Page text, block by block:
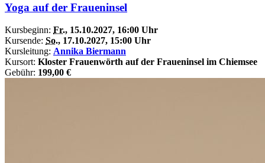
Yoga auf der Fraueninsel
Kursbeginn: Fr., 15.10.2027, 16:00 Uhr
Kursende: So., 17.10.2027, 15:00 Uhr
Kursleitung: Annika Biermann
Kursort: Kloster Frauenwörth auf der Fraueninsel im Chiemsee
Gebühr: 199,00 €